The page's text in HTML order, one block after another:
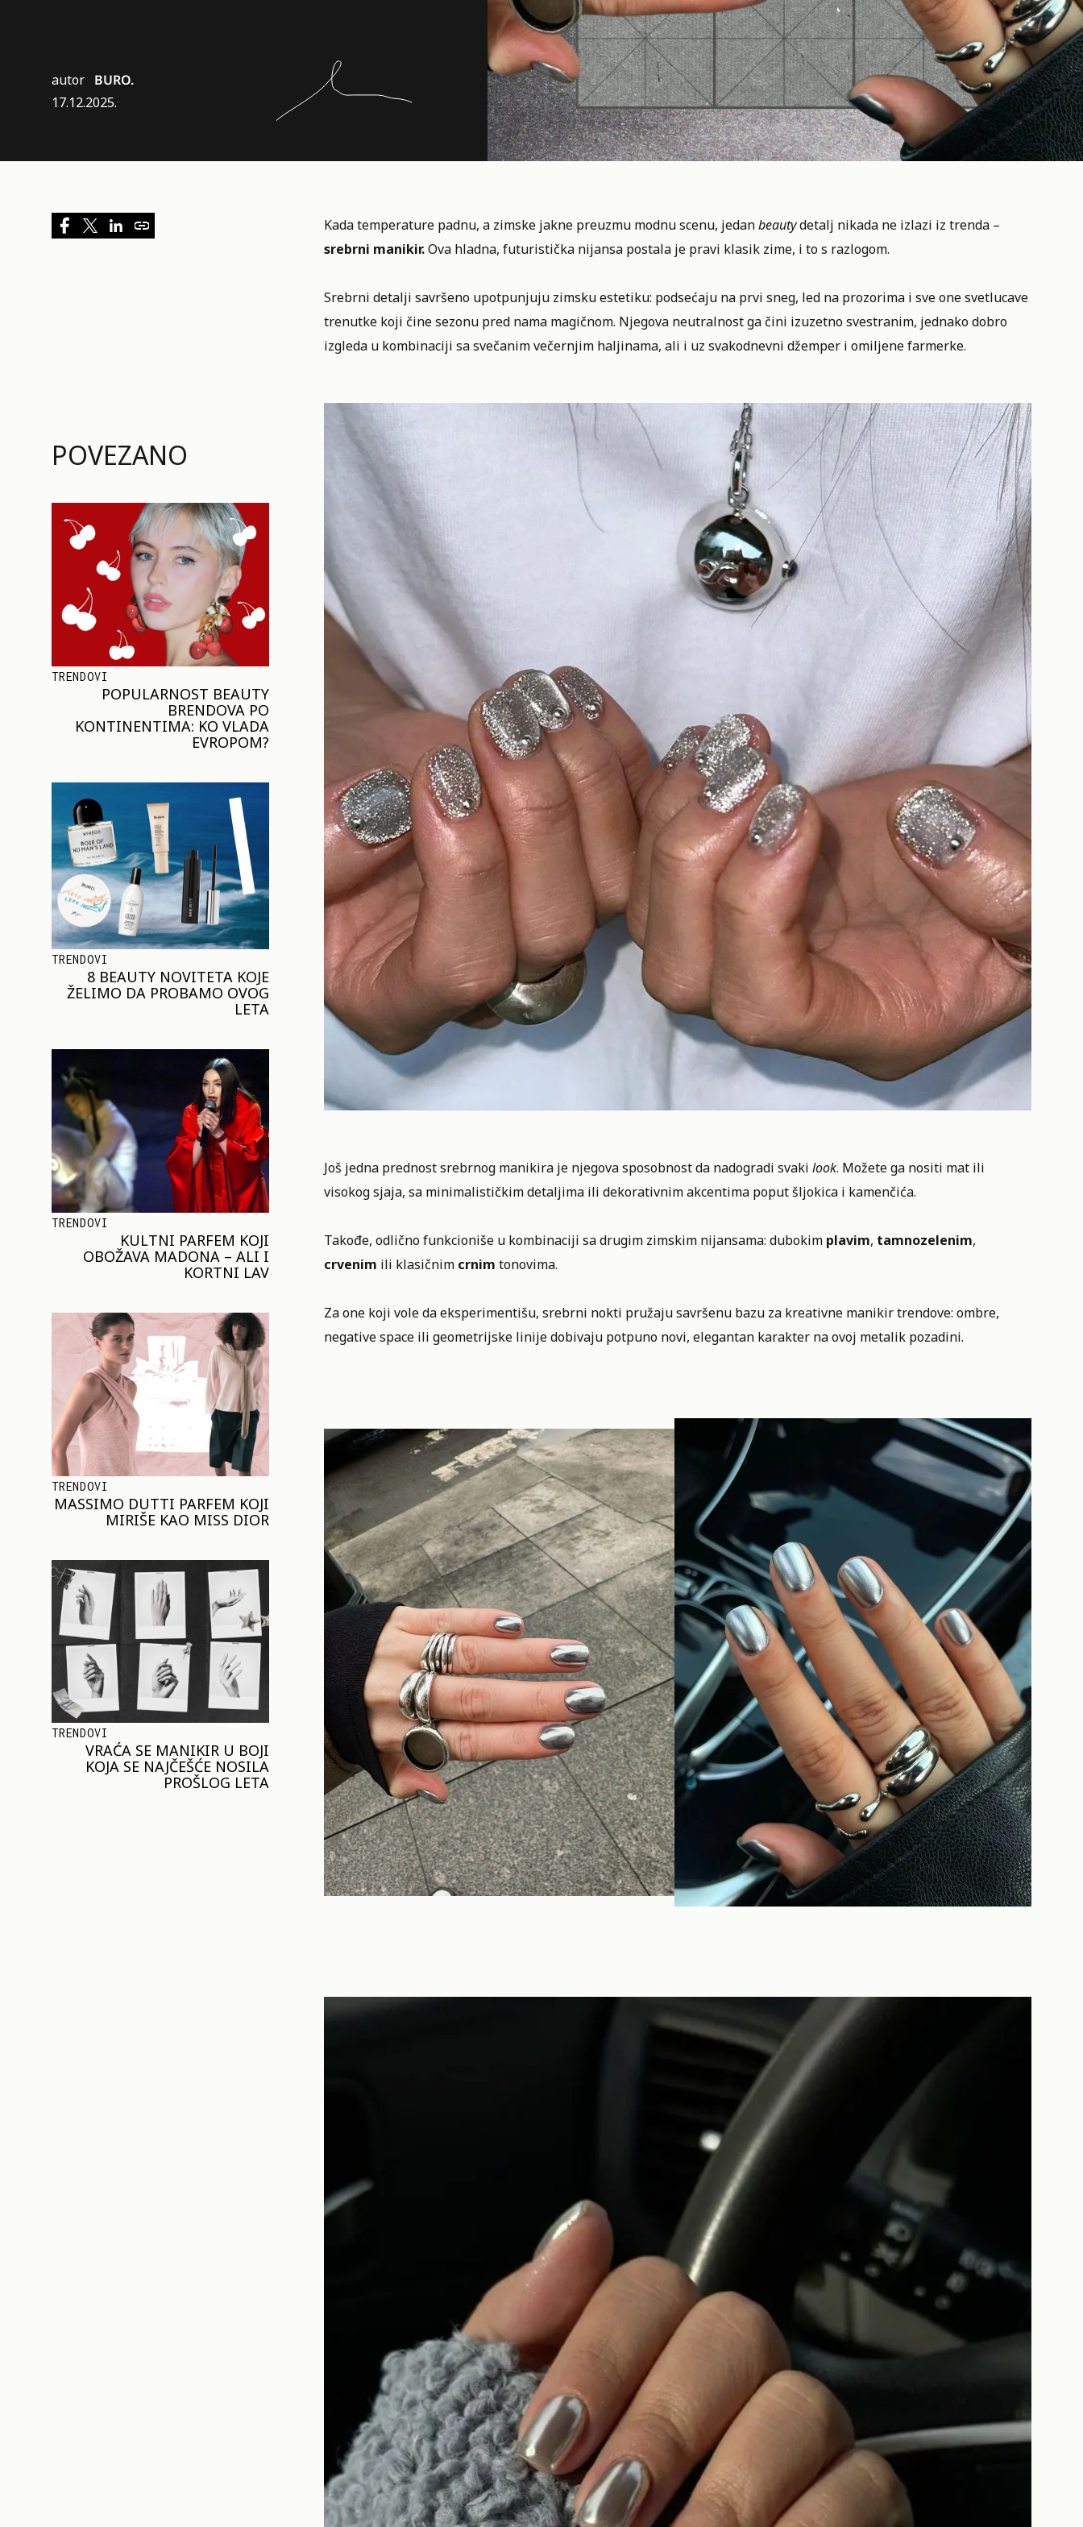
autor BURO.
17.12.2025.
POVEZANO
TRENDOVI
POPULARNOST BEAUTY
BRENDOVA PO
KONTINENTIMA: KO VLADA
EVROPOM?
TRENDOVI
8 BEAUTY NOVITETA KOJE
ŽELIMO DA PROBAMO OVOG
LETA
TRENDOVI
KULTNI PARFEM KOJI
OBOŽAVA MADONA – ALI I
KORTNI LAV
TRENDOVI
MASSIMO DUTTI PARFEM KOJI
MIRIŠE KAO MISS DIOR
TRENDOVI
VRAĆA SE MANIKIR U BOJI
KOJA SE NAJČEŠĆE NOSILA
PROŠLOG LETA
Kada temperature padnu, a zimske jakne preuzmu modnu scenu, jedanbeautydetalj nikada ne izlazi iz trenda –
srebrni manikir.Ova hladna, futuristička nijansa postala je pravi klasik zime, i to s razlogom.
Srebrni detalji savršeno upotpunjuju zimsku estetiku: podsećaju na prvi sneg, led na prozorima i sve one svetlucave
trenutke koji čine sezonu pred nama magičnom. Njegova neutralnost ga čini izuzetno svestranim, jednako dobro
izgleda u kombinaciji sa svečanim večernjim haljinama, ali i uz svakodnevni džemper i omiljene farmerke.
Još jedna prednost srebrnog manikira je njegova sposobnost da nadogradi svaki look. Možete ga nositi mat ili
visokog sjaja, sa minimalističkim detaljima ili dekorativnim akcentima poput šljokica i kamenčića.
Takođe, odlično funkcioniše u kombinaciji sa drugim zimskim nijansama: dubokim plavim, tamnozelenim,
crvenim ili klasičnim crnim tonovima.
Za one koji vole da eksperimentišu, srebrni nokti pružaju savršenu bazu za kreativne manikir trendove: ombre,
negative space ili geometrijske linije dobivaju potpuno novi, elegantan karakter na ovoj metalik pozadini.